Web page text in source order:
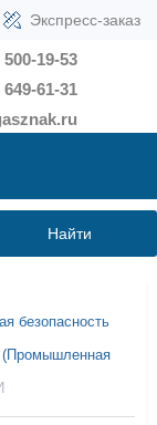
Экспресс-заказ
19-53
61-31
Найти
безопасность
(Промышленная